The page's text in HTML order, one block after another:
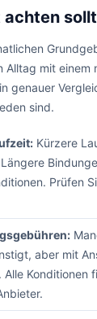
Alltag mit einem
genauer
sind.
Kürzere
Prüfen
aber mit
Konditionen